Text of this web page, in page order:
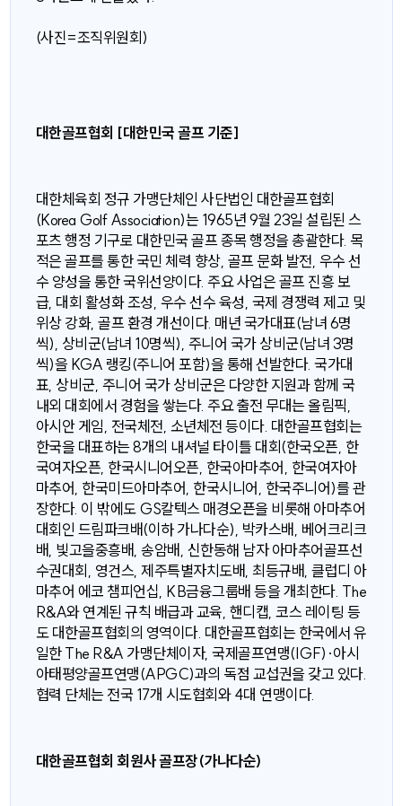
(사진=조직위원회)
대한골프협회 [대한민국 골프 기준]
대한체육회 정규 가맹단체인 사단법인 대한골프협회
(Korea Golf Association)는 1965년 9월 23일 설립된 스
포츠 행정 기구로 대한민국 골프 종목 행정을 총괄한다. 목
적은 골프를 통한 국민 체력 향상, 골프 문화 발전, 우수 선
수 양성을 통한 국위선양이다. 주요 사업은 골프 진흥 보
급, 대회 활성화 조성, 우수 선수 육성, 국제 경쟁력 제고 및
위상 강화, 골프 환경 개선이다. 매년 국가대표(남녀 6명
씩), 상비군(남녀 10명씩), 주니어 국가 상비군(남녀 3명
씩)을 KGA 랭킹(주니어 포함)을 통해 선발한다. 국가대
표, 상비군, 주니어 국가 상비군은 다양한 지원과 함께 국
내외 대회에서 경험을 쌓는다. 주요 출전 무대는 올림픽,
아시안 게임, 전국체전, 소년체전 등이다. 대한골프협회는
한국을 대표하는 8개의 내셔널 타이틀 대회(한국오픈, 한
국여자오픈, 한국시니어오픈, 한국아마추어, 한국여자아
마추어, 한국미드아마추어, 한국시니어, 한국주니어)를 관
장한다. 이 밖에도 GS칼텍스 매경오픈을 비롯해 아마추어
대회인 드림파크배(이하 가나다순), 박카스배, 베어크리크
배, 빛고을중흥배, 송암배, 신한동해 남자 아마추어골프선
수권대회, 영건스, 제주특별자치도배, 최등규배, 클럽디 아
마추어 에코 챔피언십, KB금융그룹배 등을 개최한다. The
R&A와 연계된 규칙 배급과 교육, 핸디캡, 코스 레이팅 등
도 대한골프협회의 영역이다. 대한골프협회는 한국에서 유
일한 The R&A 가맹단체이자, 국제골프연맹(IGF)·아시
아태평양골프연맹(APGC)과의 독점 교섭권을 갖고 있다.
협력 단체는 전국 17개 시도협회와 4대 연맹이다.
대한골프협회 회원사 골프장(가나다순)